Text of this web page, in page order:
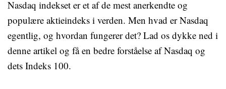
Nasdaq indekset er et af de mest anerkendte og
populære aktieindeks i verden. Men hvad er Nasdaq
egentlig, og hvordan fungerer det? Lad os dykke ned i
denne artikel og få en bedre forståelse af Nasdaq og
dets Indeks 100.